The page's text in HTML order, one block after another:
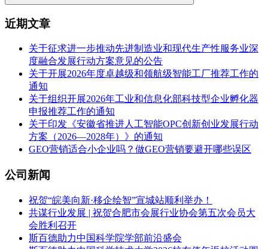
近期文章
关于征求进一步推动先进制造业和现代生产性服务业深
度融合发展行动方案意见的公告
关于开展2026年度卓越级和领航级智能工厂推荐工作的
通知
关于组织开展2026年工业和信息化部科技型企业孵化器
申报推荐工作的通知
关于印发《安徽省推进人工智能OPC创新创业发展行动
方案（2026—2028年）》的通知
GEO营销适合小企业吗？做GEO营销要避开哪些误区
公司新闻
祝贺“皖美向新·移企绘智”宣城站顺利举办！
共谋行业发展 | 祝贺合肥市会展行业协会第五次会员大
会胜利召开
斯百德助力中国科学院学部前沿盛会